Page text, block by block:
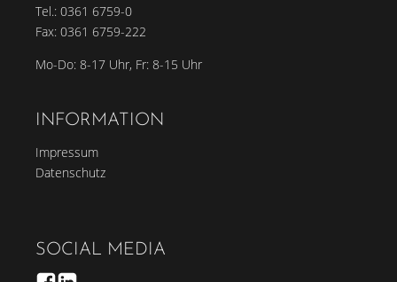
Tel.: 0361 6759-0
Fax: 0361 6759-222
Mo-Do: 8-17 Uhr, Fr: 8-15 Uhr
INFORMATION
Impressum
Datenschutz
SOCIAL MEDIA